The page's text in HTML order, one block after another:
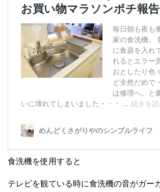
食洗機を使用すると
テレビを観ている時に食洗機の音がガー